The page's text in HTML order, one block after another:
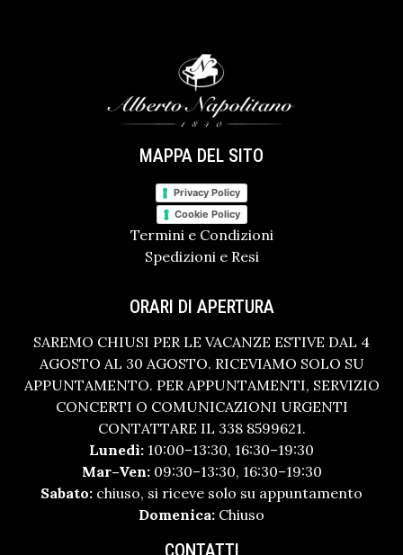
MAPPA DEL SITO
Privacy Policy
Cookie Policy
Termini e Condizioni
Spedizioni e Resi
ORARI DI APERTURA
SAREMO CHIUSI PER LE VACANZE ESTIVE DAL 4
AGOSTO AL 30 AGOSTO. RICEVIAMO SOLO SU
APPUNTAMENTO. PER APPUNTAMENTI, SERVIZIO
CONCERTI O COMUNICAZIONI URGENTI
CONTATTARE IL 338 8599621.
Lunedì: 10:00–13:30, 16:30–19:30
Mar–Ven:09:30–13:30, 16:30–19:30
Sabato: chiuso, si riceve solo su appuntamento
Domenica: Chiuso